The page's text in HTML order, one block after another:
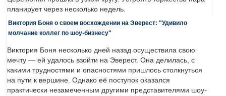
планирует через несколько недель.
Виктория Боня о своем восхождении на Эверест: "Удивило
молчание коллег по шоу-бизнесу"
Виктория Боня несколько дней назад осуществила свою
мечту — ей удалось взойти на Эверест. Она делилась, с
какими трудностями и опасностями пришлось столкнуться
на пути к вершине. Однако её поступок оказался
практически незамеченным другими представителями шоу-